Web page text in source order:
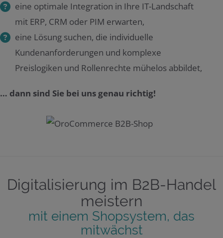
eine optimale Integration in Ihre IT-Landschaft
mit ERP, CRM oder PIM erwarten,
eine Lösung suchen, die individuelle
Kundenanforderungen und komplexe
Preislogiken und Rollenrechte mühelos abbildet,
… dann sind Sie bei uns genau richtig!
Digitalisierung im B2B-Handel
meistern
mit einem Shopsystem, das
mitwächst